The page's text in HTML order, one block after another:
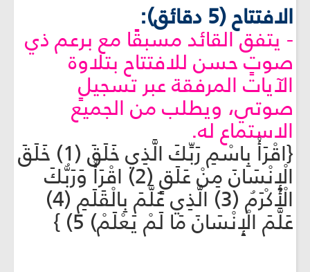
الافتتاح (5 دقائق):
- يتفق القائد مسبقًا مع برعم ذي
صوتٍ حسن للافتتاح بتلاوة
الآيات المرفقة عبر تسجيلٍ
صوتي، ويطلب من الجميع
الاستماع له.
{اقْرَأْ بِاسْمِ رَبِّكَ الَّذِي خَلَقَ (1) خَلَقَ
الْإِنْسَانَ مِنْ عَلَقٍ (2) اقْرَأْ وَرَبُّكَ
الْأَكْرَمُ (3) الَّذِي عَلَّمَ بِالْقَلَمِ (4)
عَلَّمَ الْإِنْسَانَ مَا لَمْ يَعْلَمْ) 5) }